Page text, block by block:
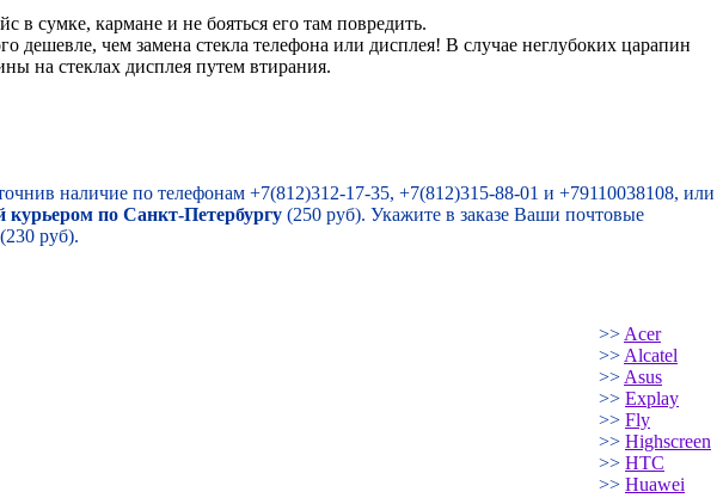
сумке, кармане и не бояться его там повредить.
дешевле, чем замена стекла телефона или дисплея! В случае неглубоких царапин
на стеклах дисплея путем втирания.
наличие по телефонам +7(812)312-17-35, +7(812)315-88-01 и +79110038108, или
курьером по Санкт-Петербургу (250 руб). Укажите в заказе Ваши почтовые
(230 руб).
>> Acer
>> Alcatel
>> Asus
>> Explay
>> Fly
>> Highscreen
>> HTC
>> Huawei